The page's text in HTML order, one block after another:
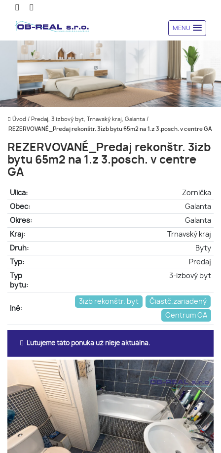
MENU
Úvod / Predaj, 3 izbový byt, Trnavský kraj, Galanta /
REZERVOVANÉ_Predaj rekonštr. 3izb bytu 65m2 na 1.z 3.posch. v centre GA
REZERVOVANÉ_Predaj rekonštr. 3izb
bytu 65m2 na 1.z 3.posch. v centre
GA
Ulica:
Zornička
Obec:
Galanta
Okres:
Galanta
Kraj:
Trnavský kraj
Druh:
Byty
Typ:
Predaj
Typ
bytu:
3-izbový byt
Iné:
3izb rekonštr. byt
Čiastč.zariadený
Centrum GA
Ľutujeme táto ponuka už nieje aktuálna.